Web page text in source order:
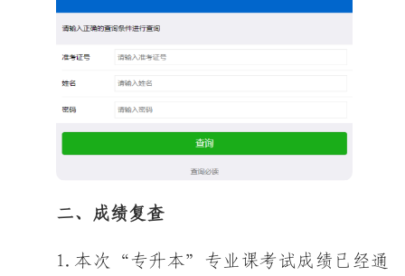
二、成绩复查
1.本次“专升本”专业课考试成绩已经通